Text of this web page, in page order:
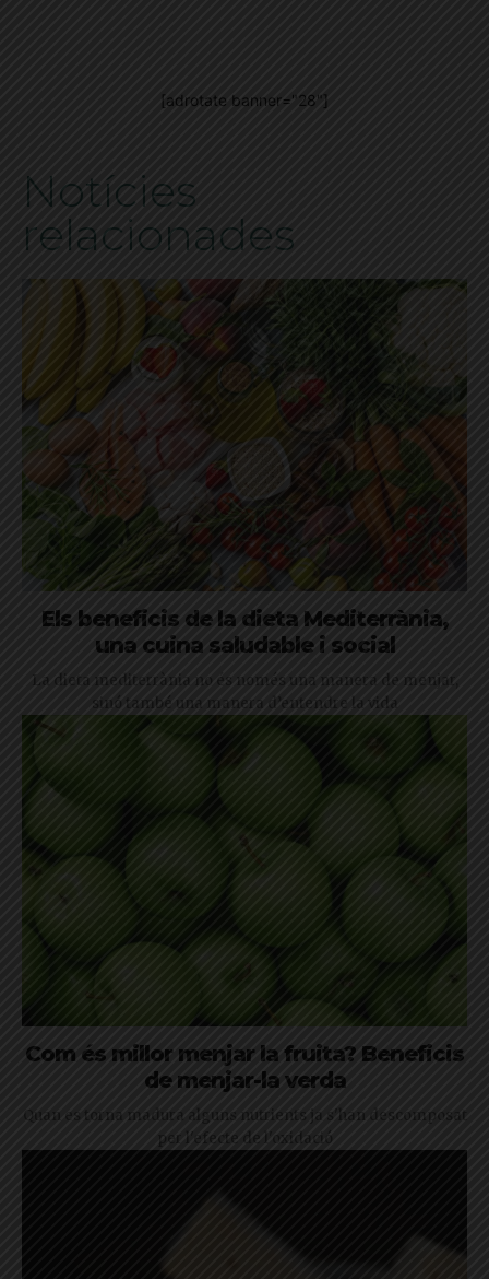
[adrotate banner="28"]
Notícies
relacionades
Els beneficis de la dieta Mediterrània,
una cuina saludable i social
La dieta mediterrània no és només una manera de menjar,
sinó també una manera d’entendre la vida
Com és millor menjar la fruita? Beneficis
de menjar-la verda
Quan es torna madura alguns nutrients ja s'han descomposat
per l'efecte de l'oxidació